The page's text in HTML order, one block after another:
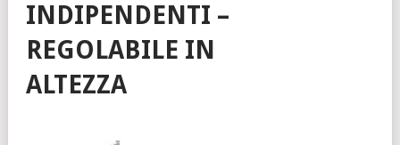
INDIPENDENTI –
REGOLABILE IN
ALTEZZA